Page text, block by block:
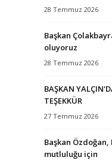
28 Temmuz 2026
Başkan
oluyoruz
28 Temmuz 2026
BAŞKAN
TEŞEKKÜR
27 Temmuz 2026
Başkan Özdoğan,
mutluluğu için